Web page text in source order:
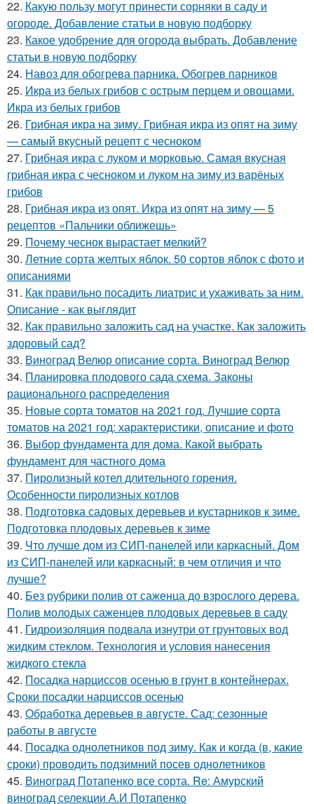
22. Какую пользу могут принести сорняки в саду и
огороде. Добавление статьи в новую подборку
23. Какое удобрение для огорода выбрать. Добавление
статьи в новую подборку
24. Навоз для обогрева парника. Обогрев парников
25. Икра из белых грибов с острым перцем и овощами.
Икра из белых грибов
26. Грибная икра на зиму. Грибная икра из опят на зиму
— самый вкусный рецепт с чесноком
27. Грибная икра с луком и морковью. Самая вкусная
грибная икра с чесноком и луком на зиму из варёных
грибов
28. Грибная икра из опят. Икра из опят на зиму — 5
рецептов «Пальчики оближешь»
29. Почему чеснок вырастает мелкий?
30. Летние сорта желтых яблок. 50 сортов яблок с фото и
описаниями
31. Как правильно посадить лиатрис и ухаживать за ним.
Описание - как выглядит
32. Как правильно заложить сад на участке. Как заложить
здоровый сад?
33. Виноград Велюр описание сорта. Виноград Велюр
34. Планировка плодового сада схема. Законы
рационального распределения
35. Новые сорта томатов на 2021 год. Лучшие сорта
томатов на 2021 год: характеристики, описание и фото
36. Выбор фундамента для дома. Какой выбрать
фундамент для частного дома
37. Пиролизный котел длительного горения.
Особенности пиролизных котлов
38. Подготовка садовых деревьев и кустарников к зиме.
Подготовка плодовых деревьев к зиме
39. Что лучше дом из СИП-панелей или каркасный. Дом
из СИП-панелей или каркасный: в чем отличия и что
лучше?
40. Без рубрики полив от саженца до взрослого дерева.
Полив молодых саженцев плодовых деревьев в саду
41. Гидроизоляция подвала изнутри от грунтовых вод
жидким стеклом. Технология и условия нанесения
жидкого стекла
42. Посадка нарциссов осенью в грунт в контейнерах.
Сроки посадки нарциссов осенью
43. Обработка деревьев в августе. Сад: сезонные
работы в августе
44. Посадка однолетников под зиму. Как и когда (в, какие
сроки) проводить подзимний посев однолетников
45. Виноград Потапенко все сорта. Re: Амурский
виноград селекции А.И Потапенко